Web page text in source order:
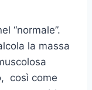
“normale”.
la massa
così come